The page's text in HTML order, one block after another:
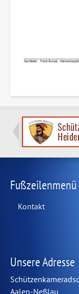
Fußzeilenmenü
Kontakt
Unsere Adresse
Aalen-Neßlau